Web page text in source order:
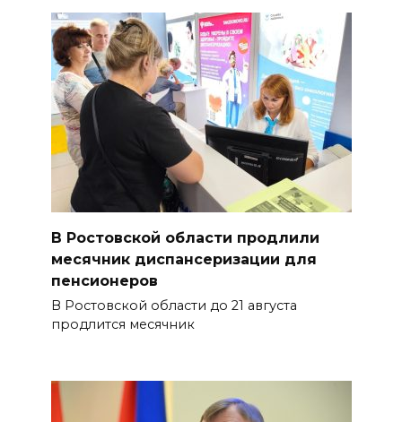
В Ростовской области продлили
месячник диспансеризации для
пенсионеров
В Ростовской области до 21 августа
продлится месячник